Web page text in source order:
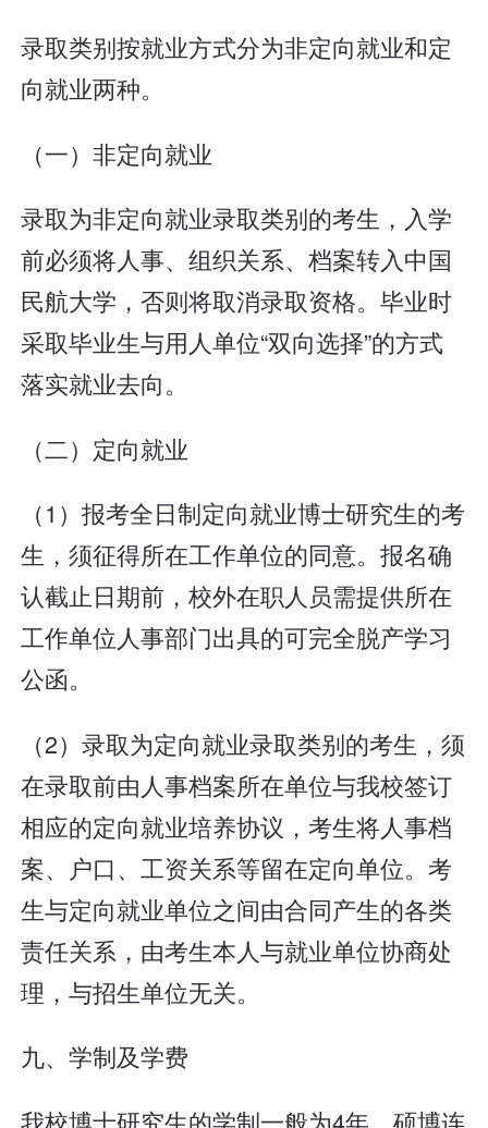
录取类别按就业方式分为非定向就业和定
向就业两种。
（一）非定向就业
录取为非定向就业录取类别的考生，入学
前必须将人事、组织关系、档案转入中国
民航大学，否则将取消录取资格。毕业时
采取毕业生与用人单位“双向选择”的方式
落实就业去向。
（二）定向就业
（1）报考全日制定向就业博士研究生的考
生，须征得所在工作单位的同意。报名确
认截止日期前，校外在职人员需提供所在
工作单位人事部门出具的可完全脱产学习
公函。
（2）录取为定向就业录取类别的考生，须
在录取前由人事档案所在单位与我校签订
相应的定向就业培养协议，考生将人事档
案、户口、工资关系等留在定向单位。考
生与定向就业单位之间由合同产生的各类
责任关系，由考生本人与就业单位协商处
理，与招生单位无关。
九、学制及学费
我校博士研究生的学制一般为4年，硕博连